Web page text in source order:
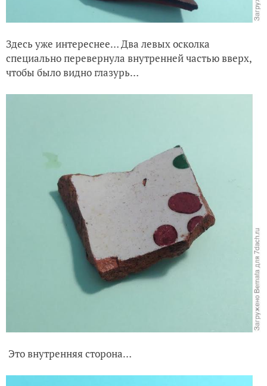
Здесь уже интереснее… Два левых осколка
специально перевернула внутренней частью вверх,
чтобы было видно глазурь…
Это внутренняя сторона…